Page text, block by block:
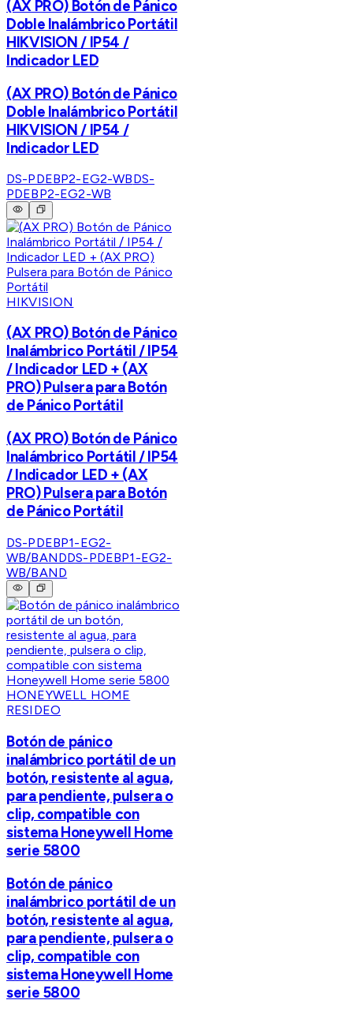
(AX PRO) Botón de Pánico
Doble Inalámbrico Portátil
HIKVISION / IP54 /
Indicador LED
(AX PRO) Botón de Pánico
Doble Inalámbrico Portátil
HIKVISION / IP54 /
Indicador LED
DS-PDEBP2-EG2-WBDS-
PDEBP2-EG2-WB
HIKVISION
(AX PRO) Botón de Pánico
Inalámbrico Portátil / IP54
/ Indicador LED + (AX
PRO) Pulsera para Botón
de Pánico Portátil
(AX PRO) Botón de Pánico
Inalámbrico Portátil / IP54
/ Indicador LED + (AX
PRO) Pulsera para Botón
de Pánico Portátil
DS-PDEBP1-EG2-
WB/BANDDS-PDEBP1-EG2-
WB/BAND
HONEYWELL HOME
RESIDEO
Botón de pánico
inalámbrico portátil de un
botón, resistente al agua,
para pendiente, pulsera o
clip, compatible con
sistema Honeywell Home
serie 5800
Botón de pánico
inalámbrico portátil de un
botón, resistente al agua,
para pendiente, pulsera o
clip, compatible con
sistema Honeywell Home
serie 5800